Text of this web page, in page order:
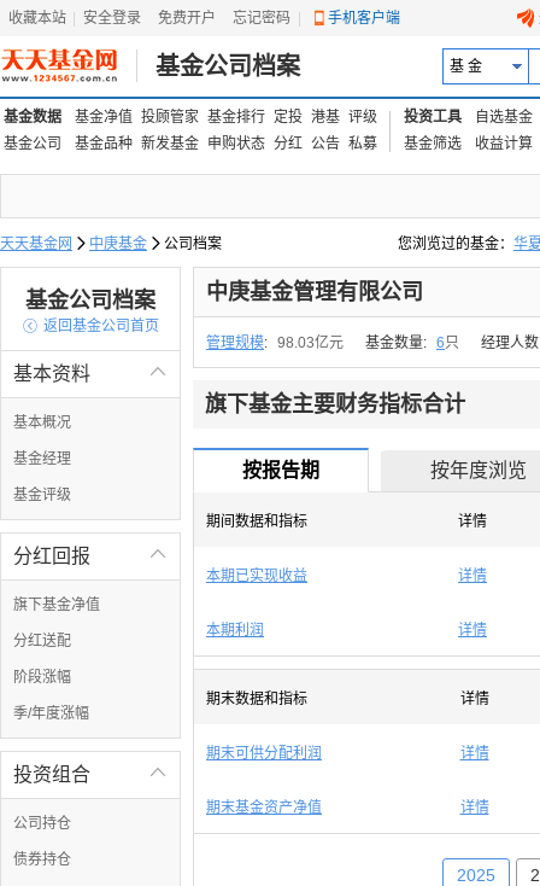
收藏本站 安全登录 免费开户 忘记密码 手机客户端
基金公司档案 基 金
基金数据 基金净值 投顾管家 基金排行 定投 港基 评级
基金公司
基金品种 新发基金 申购状态 分红 公告 私募
投资工具
自选基金
基金筛选
收益计算
天天基金网  中庚基金  公司档案 您浏览过的基金： 华
易方达上证中盘ETF联
基金公司档案
 返回基金公司首页

基本资料
基本概况
基金经理
基金评级

分红回报
旗下基金净值
分红送配
阶段涨幅
季/年度涨幅

投资组合
公司持仓
债券持仓
中庚基金管理有限公司
管理规模: 98.03亿元 基金数量: 6只 经理人
旗下基金主要财务指标合计
按报告期 按年度浏览
期间数据和指标 详情
本期已实现收益 详情
本期利润 详情
期末数据和指标 详情
期末可供分配利润 详情
期末基金资产净值 详情
2025